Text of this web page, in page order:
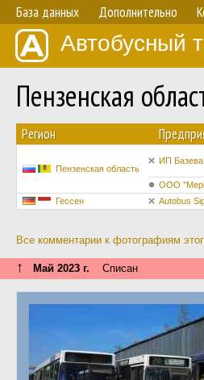
База данных Дополнительно
Автобусный
Пензенская
Регион
Пензенская область
ИП
ООО
Гессен
Autobus
Все комментарии к фотографиям
↑ Май 2023 г. Списан